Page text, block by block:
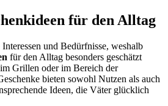
für den Alltag
und Bedürfnisse, weshalb
für den Alltag besonders geschätzt
Grillen oder im Bereich der
bieten sowohl Nutzen als auch
Ideen, die Väter glücklich